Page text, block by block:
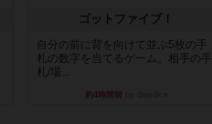
ゴットファイブ！
自分の前に背を向けて並ぶ5枚の手
札の数字を当てるゲーム。相手の手
札/場...
約4時間前